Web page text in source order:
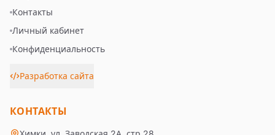
Контакты
Личный кабинет
Конфиденциальность
Разработка сайта
КОНТАКТЫ